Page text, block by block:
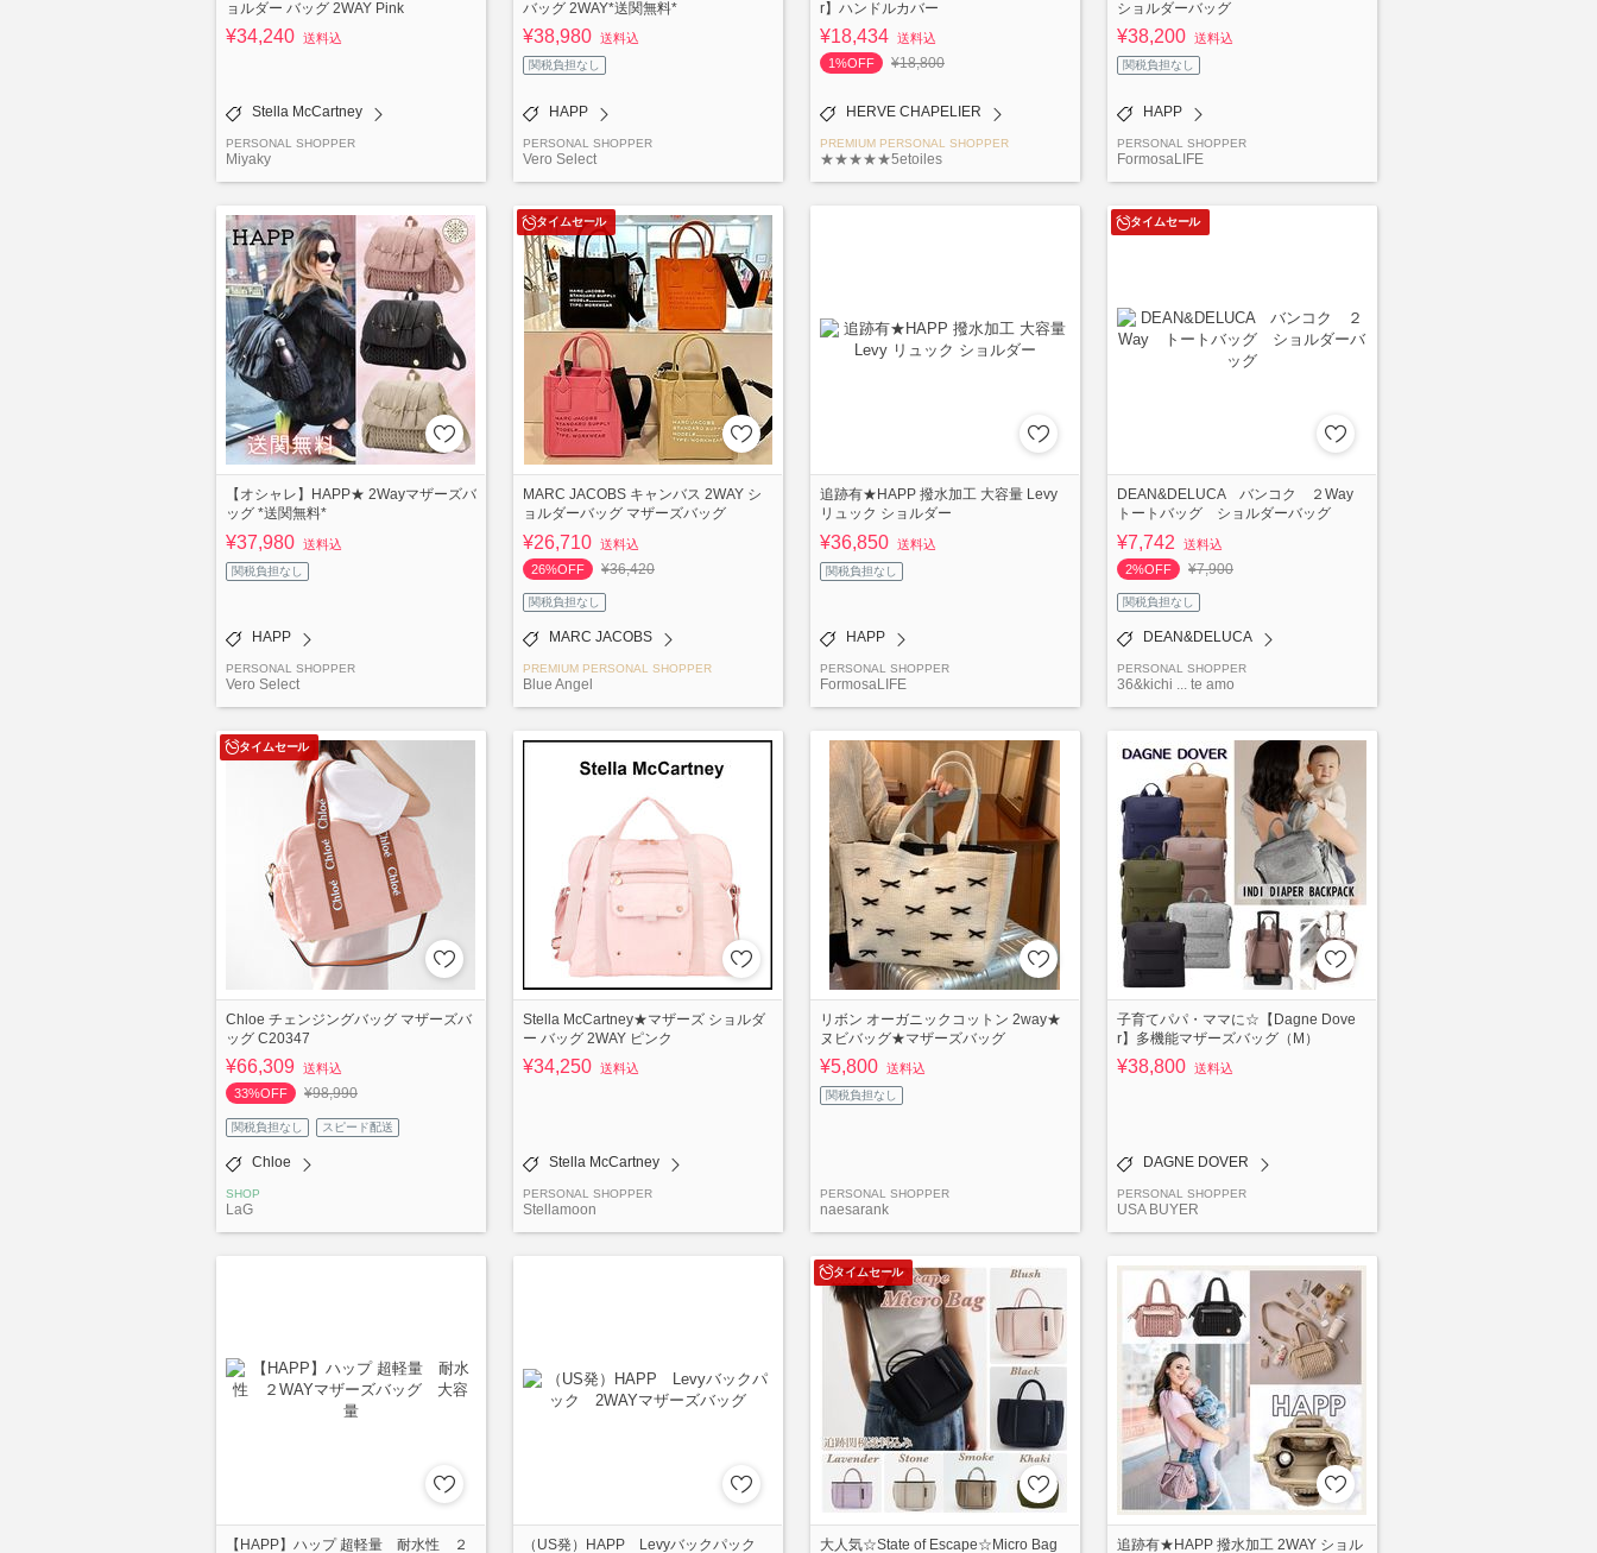
ョルダー バッグ 2WAY Pink
¥34,240 送料込
Stella McCartney
PERSONAL SHOPPER
Miyaky
バッグ 2WAY*送関無料*
¥38,980 送料込
関税負担なし
HAPP
PERSONAL SHOPPER
Vero Select
r】ハンドルカバー
¥18,434 送料込
1%OFF
¥18,800
HERVE CHAPELIER
PREMIUM PERSONAL SHOPPER
★★★★★5etoiles
ショルダーバッグ
¥38,200 送料込
関税負担なし
HAPP
PERSONAL SHOPPER
FormosaLIFE
【オシャレ】HAPP★ 2Wayマザーズバ
ッグ *送関無料*
¥37,980 送料込
関税負担なし
HAPP
PERSONAL SHOPPER
Vero Select
タイムセール
MARC JACOBS キャンバス 2WAY シ
ョルダーバッグ マザーズバッグ
¥26,710 送料込
26%OFF
¥36,420
関税負担なし
MARC JACOBS
PREMIUM PERSONAL SHOPPER
Blue Angel
追跡有★HAPP 撥水加工 大容量 Levy
リュック ショルダー
¥36,850 送料込
関税負担なし
HAPP
PERSONAL SHOPPER
FormosaLIFE
タイムセール
DEAN&DELUCA バンコク ２Way
トートバッグ ショルダーバッグ
¥7,742
送料込
2%OFF
¥7,900
関税負担なし
DEAN&DELUCA
PERSONAL SHOPPER
36&kichi ... te amo
タイムセール
Chloe チェンジングバッグ マザーズバ
ッグ C20347
¥66,309 送料込
33%OFF
¥98,990
関税負担なし スピード配送
Chloe
SHOP
LaG
Stella McCartney★マザーズ ショルダ
ー バッグ 2WAY ピンク
¥34,250 送料込
Stella McCartney
PERSONAL SHOPPER
Stellamoon
リボン オーガニックコットン 2way★
ヌビバッグ★マザーズバッグ
¥5,800 送料込
関税負担なし
PERSONAL SHOPPER
naesarank
子育てパパ・ママに☆【Dagne Dove
r】多機能マザーズバッグ（M）
¥38,800 送料込
DAGNE DOVER
PERSONAL SHOPPER
USA BUYER
【HAPP】ハップ 超軽量 耐水性 ２
（US発）HAPP Levyバックパック
タイムセール
大人気☆State of Escape☆Micro Bag
追跡有★HAPP 撥水加工 2WAY ショル